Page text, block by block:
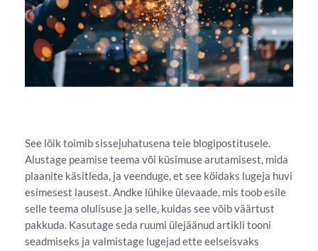
See lõik toimib sissejuhatusena teie blogipostitusele.
Alustage peamise teema või küsimuse arutamisest, mida
plaanite käsitleda, ja veenduge, et see köidaks lugeja huvi
esimesest lausest. Andke lühike ülevaade, mis toob esile
selle teema olulisuse ja selle, kuidas see võib väärtust
pakkuda. Kasutage seda ruumi ülejäänud artikli tooni
seadmiseks ja valmistage lugejad ette eelseisvaks